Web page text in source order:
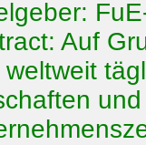
Auf
weltweit